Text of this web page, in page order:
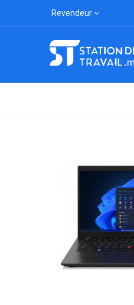
Revendeur